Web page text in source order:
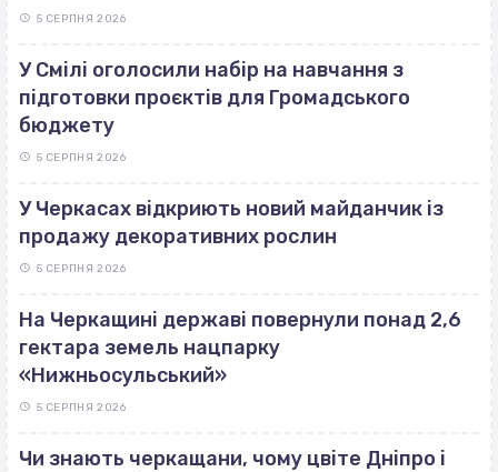
5 СЕРПНЯ 2026
У Смілі оголосили набір на навчання з
підготовки проєктів для Громадського
бюджету
5 СЕРПНЯ 2026
У Черкасах відкриють новий майданчик із
продажу декоративних рослин
5 СЕРПНЯ 2026
На Черкащині державі повернули понад 2,6
гектара земель нацпарку
«Нижньосульський»
5 СЕРПНЯ 2026
Чи знають черкащани, чому цвіте Дніпро і